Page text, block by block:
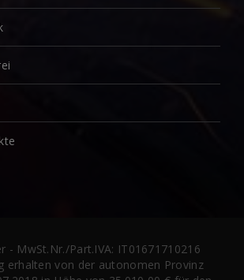
- MwSt.Nr./Part.IVA: IT01671710216
erhalten von der autonomen Provinz